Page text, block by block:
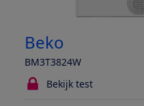
Beko
BM3T3824W
Bekijk test